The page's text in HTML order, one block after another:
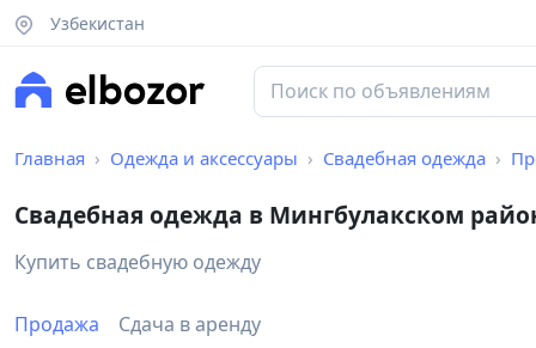
Узбекистан
Главная Одежда и аксессуары Свадебная одежда
Свадебная одежда в Мингбулакском
Купить свадебную одежду
Продажа Сдача в аренду